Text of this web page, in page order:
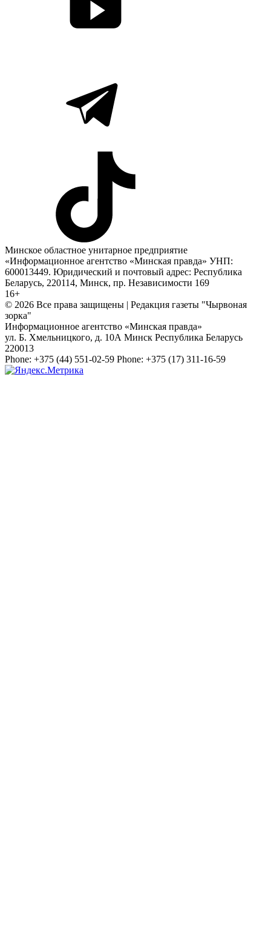
Минское областное унитарное предприятие
«Информационное агентство «Минская правда» УНП:
600013449. Юридический и почтовый адрес: Республика
Беларусь, 220114, Минск, пр. Независимости 169
16+
© 2026 Все права защищены | Редакция газеты "Чырвоная
зорка"
Информационное агентство «Минская правда»
ул. Б. Хмельницкого, д. 10А Минск Республика Беларусь
220013
Phone: +375 (44) 551-02-59 Phone: +375 (17) 311-16-59